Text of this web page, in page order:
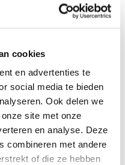
cookies
en advertenties te
social media te bieden
Ook delen we
site met onze
en analyse. Deze
combineren met andere
of die ze hebben